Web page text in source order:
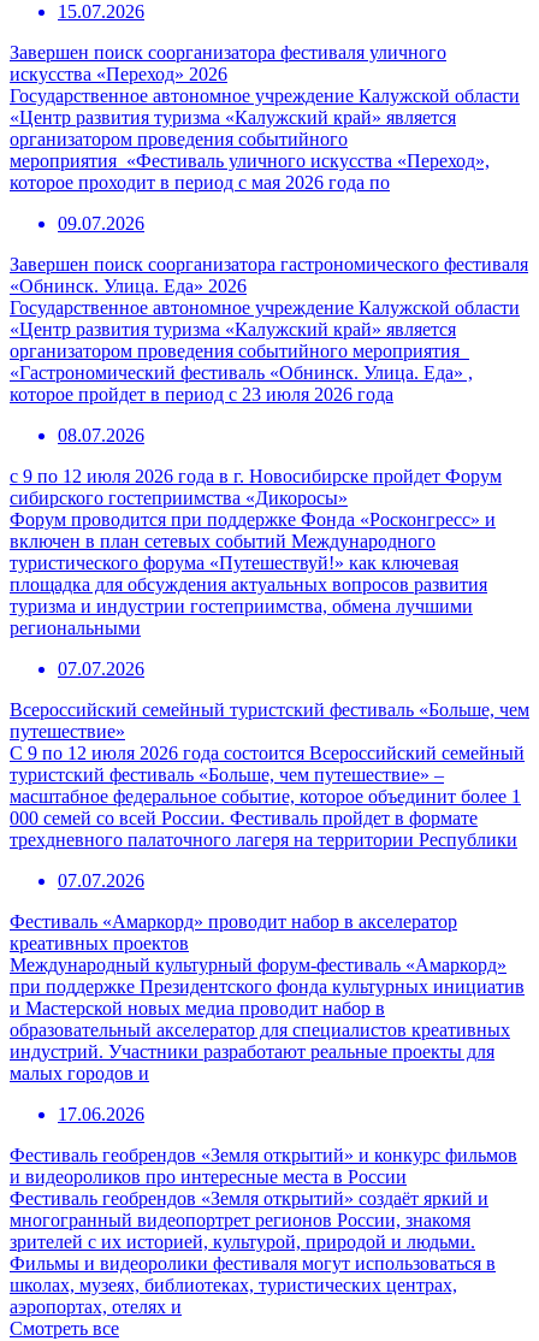
15.07.2026
Завершен поиск соорганизатора фестиваля уличного
искусства «Переход» 2026
Государственное автономное учреждение Калужской области
«Центр развития туризма «Калужский край» является
организатором проведения событийного
мероприятия «Фестиваль уличного искусства «Переход»,
которое проходит в период с мая 2026 года по
09.07.2026
Завершен поиск соорганизатора гастрономического фестиваля
«Обнинск. Улица. Еда» 2026
Государственное автономное учреждение Калужской области
«Центр развития туризма «Калужский край» является
организатором проведения событийного мероприятия
«Гастрономический фестиваль «Обнинск. Улица. Еда» ,
которое пройдет в период с 23 июля 2026 года
08.07.2026
с 9 по 12 июля 2026 года в г. Новосибирске пройдет Форум
сибирского гостеприимства «Дикоросы»
Форум проводится при поддержке Фонда «Росконгресс» и
включен в план сетевых событий Международного
туристического форума «Путешествуй!» как ключевая
площадка для обсуждения актуальных вопросов развития
туризма и индустрии гостеприимства, обмена лучшими
региональными
07.07.2026
Всероссийский семейный туристский фестиваль «Больше, чем
путешествие»
С 9 по 12 июля 2026 года состоится Всероссийский семейный
туристский фестиваль «Больше, чем путешествие» –
масштабное федеральное событие, которое объединит более 1
000 семей со всей России. Фестиваль пройдет в формате
трехдневного палаточного лагеря на территории Республики
07.07.2026
Фестиваль «Амаркорд» проводит набор в акселератор
креативных проектов
Международный культурный форум-фестиваль «Амаркорд»
при поддержке Президентского фонда культурных инициатив
и Мастерской новых медиа проводит набор в
образовательный акселератор для специалистов креативных
индустрий. Участники разработают реальные проекты для
малых городов и
17.06.2026
Фестиваль геобрендов «Земля открытий» и конкурс фильмов
и видеороликов про интересные места в России
Фестиваль геобрендов «Земля открытий» создаёт яркий и
многогранный видеопортрет регионов России, знакомя
зрителей с их историей, культурой, природой и людьми.
Фильмы и видеоролики фестиваля могут использоваться в
школах, музеях, библиотеках, туристических центрах,
аэропортах, отелях и
Смотреть все